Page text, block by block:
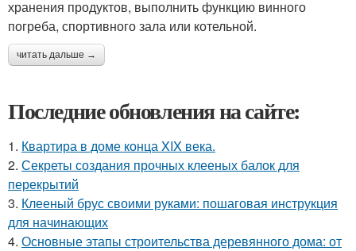
хранения продуктов, выполнить функцию винного
погреба, спортивного зала или котельной.
читать дальше →
Последние обновления на сайте:
1. Квартира в доме конца XIX века.
2. Секреты создания прочных клееных балок для
перекрытий
3. Клееный брус своими руками: пошаговая инструкция
для начинающих
4. Основные этапы строительства деревянного дома: от